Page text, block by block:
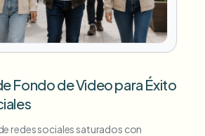
Fondo de Video para Éxito
redes sociales saturados con